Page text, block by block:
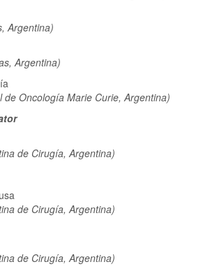
Argentina)
Argentina)
de Oncología Marie Curie, Argentina)
de Cirugía, Argentina)
de Cirugía, Argentina)
de Cirugía, Argentina)